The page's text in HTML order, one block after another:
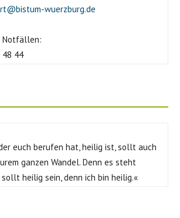
wuerzburg.de
Notfällen:
44
euch berufen hat, heilig ist, sollt auch
ganzen Wandel. Denn es steht
heilig sein, denn ich bin heilig.«